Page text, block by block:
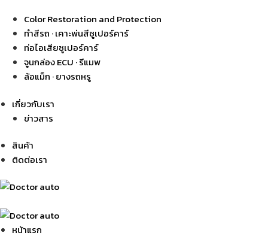
Color Restoration and Protection
ทำสีรถ · เคาะพ่นสีซูเปอร์คาร์
ท่อไอเสียซูเปอร์คาร์
จูนกล่อง ECU · รีแมพ
ล้อแม็ก · ยางรถหรู
เกี่ยวกับเรา
ข่าวสาร
สินค้า
ติดต่อเรา
หน้าแรก